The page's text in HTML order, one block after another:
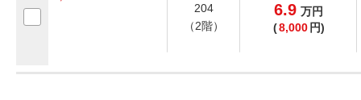
204
（2階）
6.9 万円
(8,000 円)